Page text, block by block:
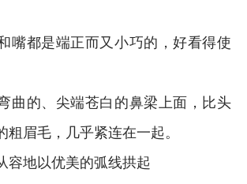
都是端正而又小巧的，好看得使
的、尖端苍白的鼻梁上面，比头
粗眉毛，几乎紧连在一起。
地以优美的弧线拱起